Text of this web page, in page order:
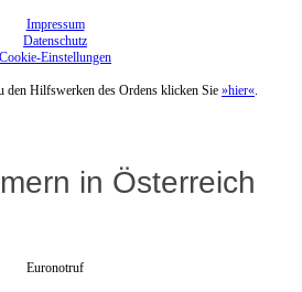
Impressum
Datenschutz
Cookie-Einstellungen
den Hilfswerken des Ordens klicken Sie »hier«.
in Österreich
Euronotruf